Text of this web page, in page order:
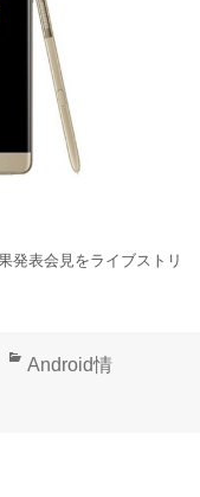
発表会見をライブストリ
カ
Android情